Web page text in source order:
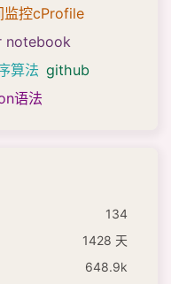
监控cProfile
notebook
算法 github
语法
134
1428 天
648.9k